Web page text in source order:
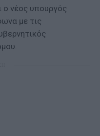
ο νέος υπουργός
με τις